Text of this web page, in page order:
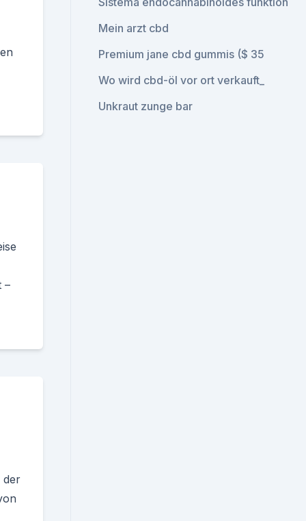
–
der
Mein arzt cbd
Premium jane cbd gummis ($ 35
Wo wird cbd-öl vor ort verkauft_
Unkraut zunge bar